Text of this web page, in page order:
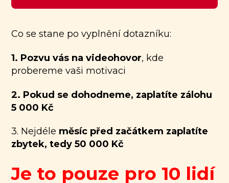
Co se stane po vyplnění dotazníku:
1. Pozvu vás na videohovor, kde
probereme vaši motivaci
2. Pokud se dohodneme, zaplatíte zálohu
5 000 Kč
3. Nejdéle měsíc před začátkem zaplatíte
zbytek, tedy 50 000 Kč
Je to pouze pro 10 lidí